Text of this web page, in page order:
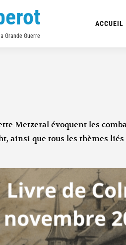
Grande Guerre
ACCUEIL
Metzeral évoquent les
ainsi que tous les thèmes